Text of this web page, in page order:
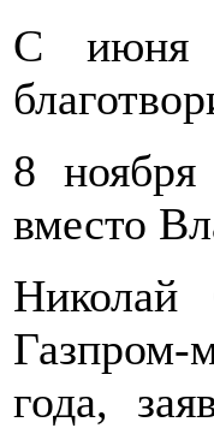
С июня
8 ноября
вместо
Николай
Газпром-
года,